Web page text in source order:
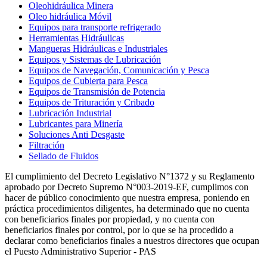
Oleohidráulica Minera
Oleo hidráulica Móvil
Equipos para transporte refrigerado
Herramientas Hidráulicas
Mangueras Hidráulicas e Industriales
Equipos y Sistemas de Lubricación
Equipos de Navegación, Comunicación y Pesca
Equipos de Cubierta para Pesca
Equipos de Transmisión de Potencia
Equipos de Trituración y Cribado
Lubricación Industrial
Lubricantes para Minería
Soluciones Anti Desgaste
Filtración
Sellado de Fluidos
El cumplimiento del Decreto Legislativo N°1372 y su Reglamento
aprobado por Decreto Supremo N°003-2019-EF, cumplimos con
hacer de público conocimiento que nuestra empresa, poniendo en
práctica procedimientos diligentes, ha determinado que no cuenta
con beneficiarios finales por propiedad, y no cuenta con
beneficiarios finales por control, por lo que se ha procedido a
declarar como beneficiarios finales a nuestros directores que ocupan
el Puesto Administrativo Superior - PAS